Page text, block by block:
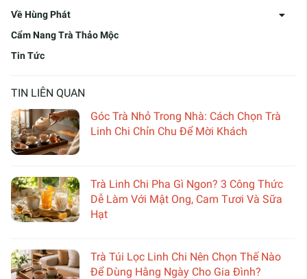
Về Hùng Phát
Cẩm Nang Trà Thảo Mộc
Tin Tức
TIN LIÊN QUAN
Góc Trà Nhỏ Trong Nhà: Cách Chọn Trà
Linh Chi Chỉn Chu Để Mời Khách
Trà Linh Chi Pha Gì Ngon? 3 Công Thức
Dễ Làm Với Mật Ong, Cam Tươi Và Sữa
Hạt
Trà Túi Lọc Linh Chi Nên Chọn Thế Nào
Để Dùng Hằng Ngày Cho Gia Đình?